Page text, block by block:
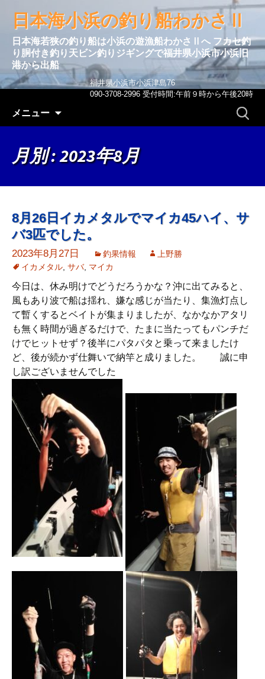
日本海小浜の釣り船わかさⅡ
日本海若狭の釣り船は小浜の遊漁船わかさⅡへ フカセ釣
り胴付き釣り天ビン釣りジギングで福井県小浜市小浜旧
港から出船
福井県小浜市小浜津島76
090-3708-2996 受付時間:午前９時から午後20時
メニュー
検
月別 : 2023年8月
8月26日イカメタルでマイカ45ハイ、サ
バ3匹でした。
2023年8月27日 釣果情報
上野勝
イカメタル サバ, マイカ
今日は、休み明けでどうだろうかな？沖に出てみると、
風もあり波で船は揺れ、嫌な感じが当たり、集漁灯点し
て暫くするとベイトが集まりましたが、なかなかアタリ
も無く時間が過ぎるだけで、たまに当たってもパンチだ
けでヒットせず？後半にパタパタと乗って来ましたけ
ど、後が続かず仕舞いで納竿と成りました。 誠に申
し訳ございませんでした